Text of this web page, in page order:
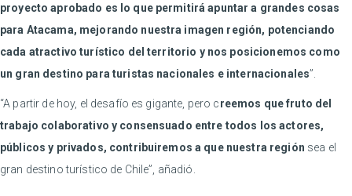
proyecto aprobado es lo que permitirá apuntar a grandes cosas
para Atacama, mejorando nuestra imagen región, potenciando
cada atractivo turístico del territorio y nos posicionemos como
un gran destino para turistas nacionales e internacionales”.
“A partir de hoy, el desafío es gigante, pero creemos que fruto del
trabajo colaborativo y consensuado entre todos los actores,
públicos y privados, contribuiremos a que nuestra región sea el
gran destino turístico de Chile”, añadió.